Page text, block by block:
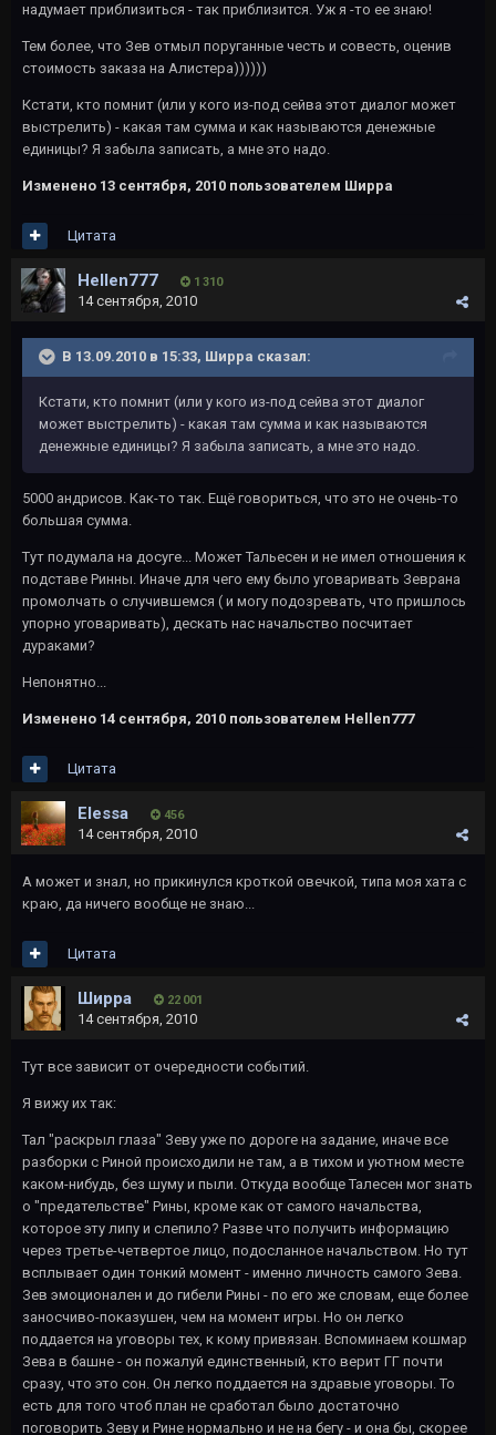
надумает приблизиться - так приблизится. Уж я -то ее знаю!
Тем более, что Зев отмыл поруганные честь и совесть, оценив
стоимость заказа на Алистера))))))
Кстати, кто помнит (или у кого из-под сейва этот диалог может
выстрелить) - какая там сумма и как называются денежные
единицы? Я забыла записать, а мне это надо.
Изменено 13 сентября, 2010 пользователем Ширра
Цитата
Hellen777 1 310
14 сентября, 2010
В 13.09.2010 в 15:33, Ширра сказал:
Кстати, кто помнит (или у кого из-под сейва этот диалог
может выстрелить) - какая там сумма и как называются
денежные единицы? Я забыла записать, а мне это надо.
5000 андрисов. Как-то так. Ещё говориться, что это не очень-то
большая сумма.
Тут подумала на досуге... Может Тальесен и не имел отношения к
подставе Ринны. Иначе для чего ему было уговаривать Зеврана
промолчать о случившемся ( и могу подозревать, что пришлось
упорно уговаривать), дескать нас начальство посчитает
дураками?
Непонятно...
Изменено 14 сентября, 2010 пользователем Hellen777
Цитата
Elessa 456
14 сентября, 2010
А может и знал, но прикинулся кроткой овечкой, типа моя хата с
краю, да ничего вообще не знаю...
Цитата
Ширра 22 001
14 сентября, 2010
Тут все зависит от очередности событий.
Я вижу их так:
Тал "раскрыл глаза" Зеву уже по дороге на задание, иначе все
разборки с Риной происходили не там, а в тихом и уютном месте
каком-нибудь, без шуму и пыли. Откуда вообще Талесен мог знать
о "предательстве" Рины, кроме как от самого начальства,
которое эту липу и слепило? Разве что получить информацию
через третье-четвертое лицо, подосланное начальством. Но тут
всплывает один тонкий момент - именно личность самого Зева.
Зев эмоционален и до гибели Рины - по его же словам, еще более
заносчиво-показушен, чем на момент игры. Но он легко
поддается на уговоры тех, к кому привязан. Вспоминаем кошмар
Зева в башне - он пожалуй единственный, кто верит ГГ почти
сразу, что это сон. Он легко поддается на здравые уговоры. То
есть для того чтоб план не сработал было достаточно
поговорить Зеву и Рине нормально и не на бегу - и она бы, скорее